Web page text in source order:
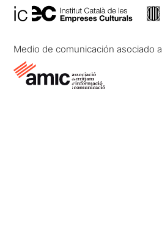
Medio de comunicación asociado a